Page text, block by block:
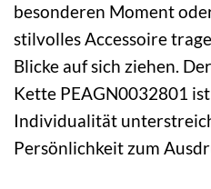
besonderen Moment
stilvolles Accessoire
Blicke auf sich ziehen.
Kette PEAGN0032801
Individualität
Persönlichkeit zum